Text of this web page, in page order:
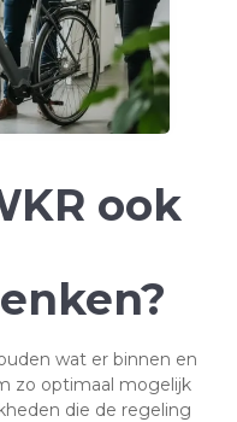
ook
wat er binnen en
zo optimaal mogelijk
die de regeling